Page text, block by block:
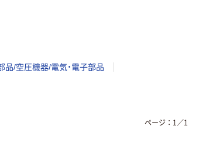
品/空圧機器/電気・電子部品
ページ： 1 ／1